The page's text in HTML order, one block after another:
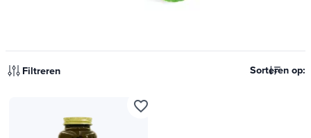
Filtreren Sorteren op:
favorite_border